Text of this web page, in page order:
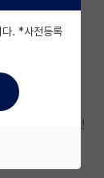
하는것이 맞나
한 학력에 제가 편
다. *사전등록